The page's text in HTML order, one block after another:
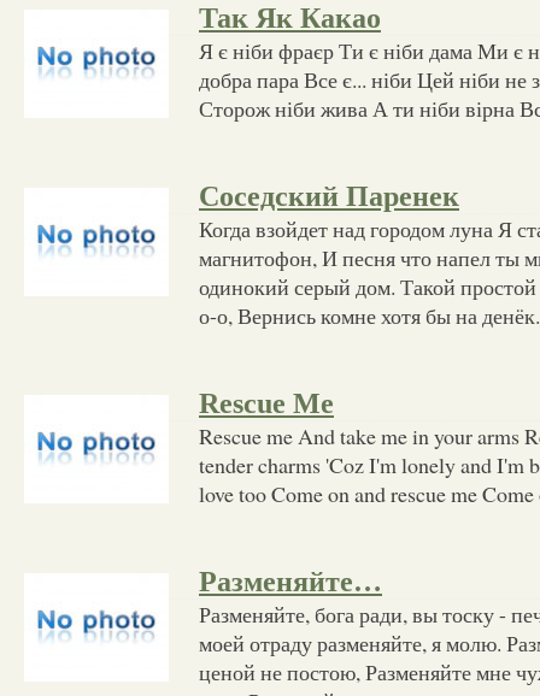
Так Як Какао
Я є ніби фраєр Ти є ніби дама Ми є
добра пара Все є... ніби Цей ніби не
Сторож ніби жива А ти ніби вірна
Соседский Паренек
Когда взойдет над городом луна Я
магнитофон, И песня что напел ты
одинокий серый дом. Такой
о-о, Вернись комне хотя бы на
Rescue Me
Rescue me And take me in your arms
tender charms 'Coz I'm lonely and I'm
love too Come on and rescue me
Разменяйте…
Разменяйте, бога ради, вы тоску -
моей отраду разменяйте, я молю.
ценой не постою, Разменяйте мне